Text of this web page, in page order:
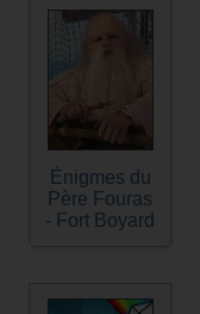
Énigmes du
Père Fouras
- Fort Boyard